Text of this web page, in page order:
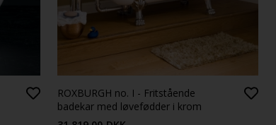
ROXBURGH no. I - Fritstående
badekar med løvefødder i krom